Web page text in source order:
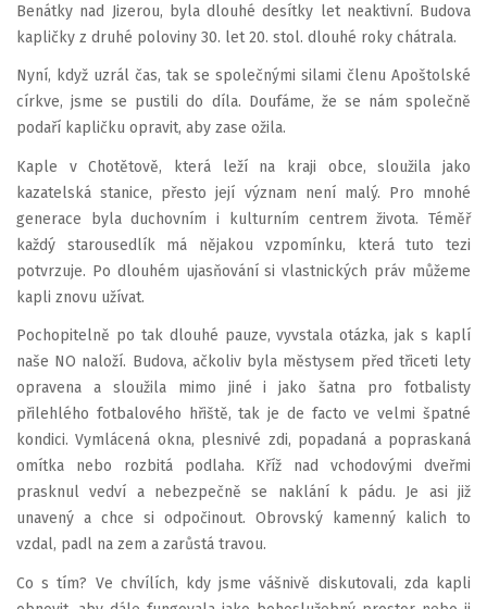
Benátky nad Jizerou, byla dlouhé desítky let neaktivní. Budova
kapličky z druhé poloviny 30. let 20. stol. dlouhé roky chátrala.
Nyní, když uzrál čas, tak se společnými silami členu Apoštolské
církve, jsme se pustili do díla. Doufáme, že se nám společně
podaří kapličku opravit, aby zase ožila.
Kaple v Chotětově, která leží na kraji obce, sloužila jako
kazatelská stanice, přesto její význam není malý. Pro mnohé
generace byla duchovním i kulturním centrem života. Téměř
každý starousedlík má nějakou vzpomínku, která tuto tezi
potvrzuje. Po dlouhém ujasňování si vlastnických práv můžeme
kapli znovu užívat.
Pochopitelně po tak dlouhé pauze, vyvstala otázka, jak s kaplí
naše NO naloží. Budova, ačkoliv byla městysem před třiceti lety
opravena a sloužila mimo jiné i jako šatna pro fotbalisty
přilehlého fotbalového hřiště, tak je de facto ve velmi špatné
kondici. Vymlácená okna, plesnivé zdi, popadaná a popraskaná
omítka nebo rozbitá podlaha. Kříž nad vchodovými dveřmi
prasknul vedví a nebezpečně se naklání k pádu. Je asi již
unavený a chce si odpočinout. Obrovský kamenný kalich to
vzdal, padl na zem a zarůstá travou.
Co s tím? Ve chvílích, kdy jsme vášnivě diskutovali, zda kapli